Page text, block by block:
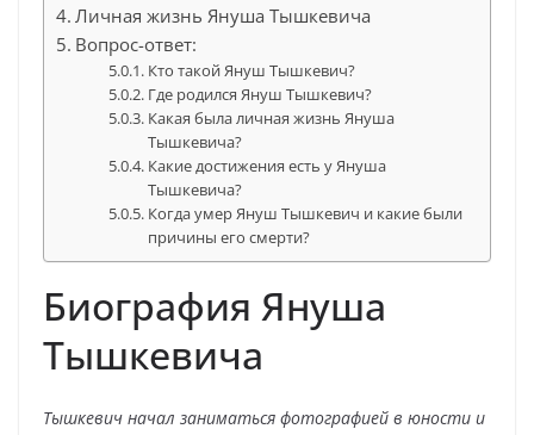
Личная жизнь Януша Тышкевича
Вопрос-ответ:
Кто такой Януш Тышкевич?
Где родился Януш Тышкевич?
Какая была личная жизнь Януша
Тышкевича?
Какие достижения есть у Януша
Тышкевича?
Когда умер Януш Тышкевич и какие были
причины его смерти?
Биография Януша
Тышкевича
Тышкевич начал заниматься фотографией в юности и